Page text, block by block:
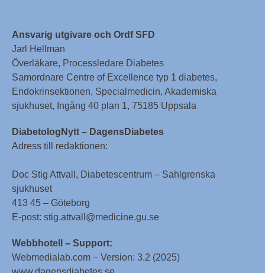
Ansvarig utgivare och Ordf SFD
Jarl Hellman
Överläkare, Processledare Diabetes
Samordnare Centre of Excellence typ 1 diabetes,
Endokrinsektionen, Specialmedicin, Akademiska
sjukhuset, Ingång 40 plan 1, 75185 Uppsala
DiabetologNytt – DagensDiabetes
Adress till redaktionen:
Doc Stig Attvall, Diabetescentrum – Sahlgrenska
sjukhuset
413 45 – Göteborg
E-post: stig.attvall@medicine.gu.se
Webbhotell – Support:
Webmedialab.com – Version: 3.2 (2025)